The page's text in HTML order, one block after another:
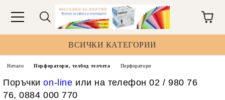
ВСИЧКИ КАТЕГОРИИ
Начало Перфоратори, телбод телчета Перфоратори
Поръчкиon-line или на телефон 02 / 980 76
76, 0884 000 770